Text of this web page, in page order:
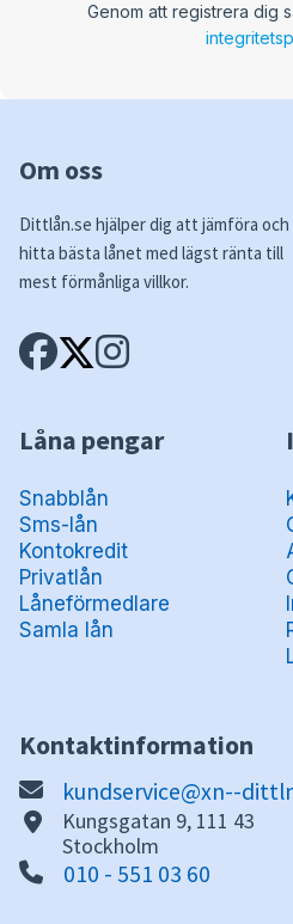
Genom att registrera dig
Om oss
Dittlån.se hjälper dig att jämföra och
hitta bästa lånet med lägst ränta till
mest förmånliga villkor.
Låna pengar
Snabblån
Sms-lån
Kontokredit
Privatlån
Låneförmedlare
Samla lån
Kontaktinformation
kundservice@xn--
Kungsgatan 9, 111 43
Stockholm
010 - 551 03 60